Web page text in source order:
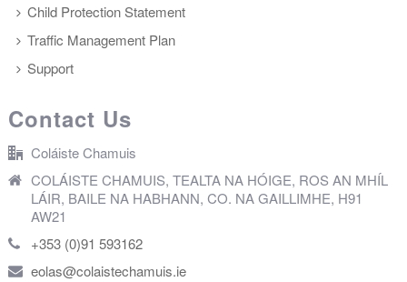
Child Protection Statement
Traffic Management Plan
Support
Contact Us
Coláiste Chamuis
COLÁISTE CHAMUIS, TEALTA NA HÓIGE, ROS AN MHÍL
LÁIR, BAILE NA HABHANN, CO. NA GAILLIMHE, H91
AW21
+353 (0)91 593162
eolas@colaistechamuis.ie